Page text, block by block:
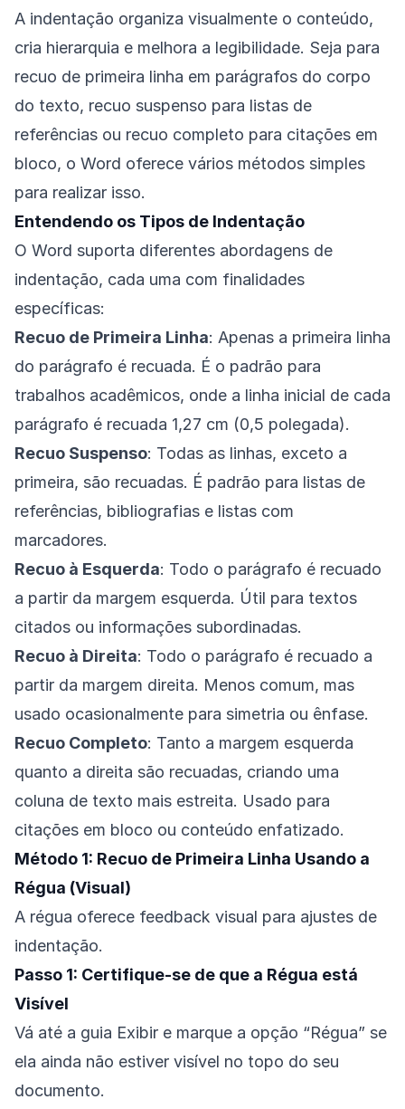
A indentação organiza visualmente o conteúdo,
cria hierarquia e melhora a legibilidade. Seja para
recuo de primeira linha em parágrafos do corpo
do texto, recuo suspenso para listas de
referências ou recuo completo para citações em
bloco, o Word oferece vários métodos simples
para realizar isso.
Entendendo os Tipos de Indentação
O Word suporta diferentes abordagens de
indentação, cada uma com finalidades
específicas:
Recuo de Primeira Linha: Apenas a primeira linha
do parágrafo é recuada. É o padrão para
trabalhos acadêmicos, onde a linha inicial de cada
parágrafo é recuada 1,27 cm (0,5 polegada).
Recuo Suspenso: Todas as linhas, exceto a
primeira, são recuadas. É padrão para listas de
referências, bibliografias e listas com
marcadores.
Recuo à Esquerda: Todo o parágrafo é recuado
a partir da margem esquerda. Útil para textos
citados ou informações subordinadas.
Recuo à Direita: Todo o parágrafo é recuado a
partir da margem direita. Menos comum, mas
usado ocasionalmente para simetria ou ênfase.
Recuo Completo: Tanto a margem esquerda
quanto a direita são recuadas, criando uma
coluna de texto mais estreita. Usado para
citações em bloco ou conteúdo enfatizado.
Método 1: Recuo de Primeira Linha Usando a
Régua (Visual)
A régua oferece feedback visual para ajustes de
indentação.
Passo 1: Certifique-se de que a Régua está
Visível
Vá até a guia Exibir e marque a opção “Régua” se
ela ainda não estiver visível no topo do seu
documento.